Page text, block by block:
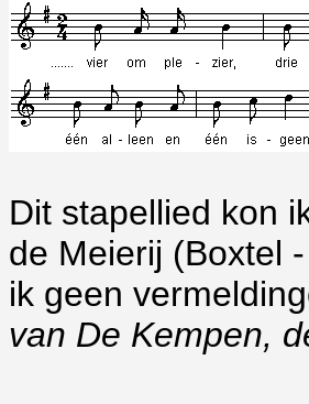
Dit stapellied kon
de Meierij (Boxtel
ik geen
van De Kempen,